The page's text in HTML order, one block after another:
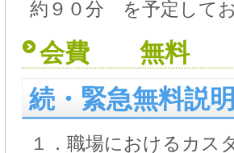
約９０分 を予定して
会費 無料
続・緊急無料説
１．職場におけるカス